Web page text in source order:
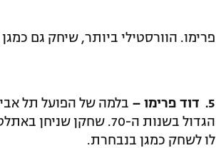
פרימו. הוורסטילי ביותר, שיחק גם כמגן
5. דוד פרימו – בלמה של הפועל תל
הגדול בשנות ה-70.
לו לשחק כמגן בנבחרת.